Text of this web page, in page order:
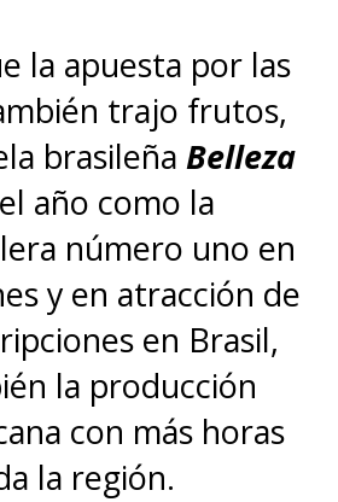
la apuesta por las
trajo frutos,
brasileñaBelleza
año como la
número uno en
y en atracción de
en Brasil,
la producción
con más horas
la región.